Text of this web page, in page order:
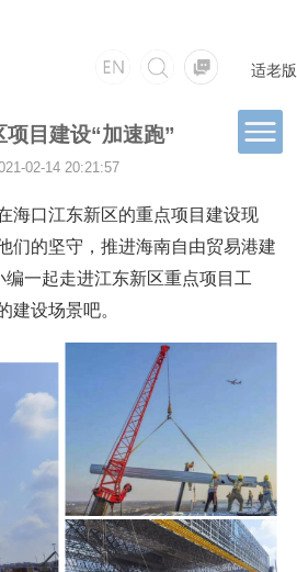
适老版
目建设“加速跑”
02-14 20:21:57
海口江东新区的重点项目建设现
们的坚守，推进海南自由贸易港建
编一起走进江东新区重点项目工
建设场景吧。